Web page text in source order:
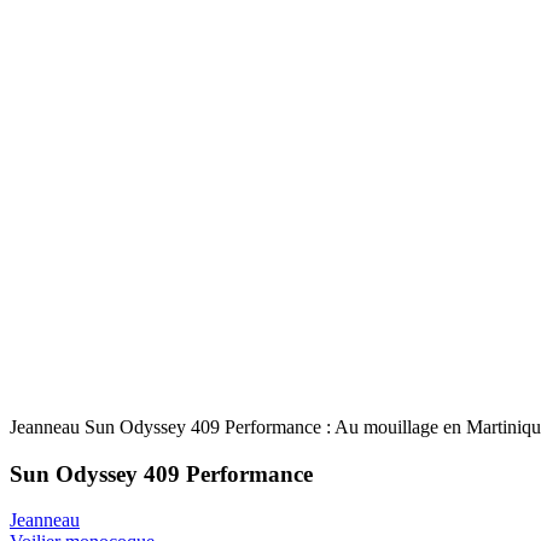
Jeanneau Sun Odyssey 409 Performance : Au mouillage en
Sun Odyssey 409 Performance
Jeanneau